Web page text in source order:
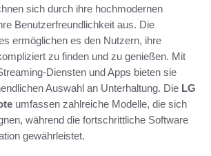
sich durch ihre hochmodernen
Benutzerfreundlichkeit aus. Die
ermöglichen es den Nutzern, ihre
zu finden und zu genießen. Mit
Diensten und Apps bieten sie
Auswahl an Unterhaltung. Die LG
umfassen zahlreiche Modelle, die sich
während die fortschrittliche Software
gewährleistet.